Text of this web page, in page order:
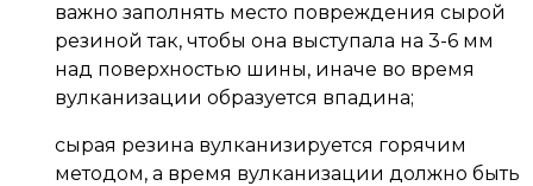
важно заполнять место повреждения сырой
резиной так, чтобы она выступала на 3-6 мм
над поверхностью шины, иначе во время
вулканизации образуется впадина;
сырая резина вулканизируется горячим
методом, а время вулканизации должно быть